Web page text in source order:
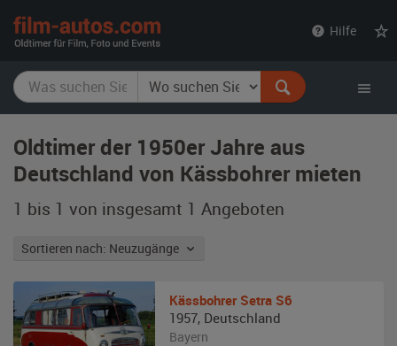
Hilfe
Oldtimer der 1950er Jahre aus
Deutschland von Kässbohrer mieten
1 bis 1 von insgesamt 1 Angeboten
Sortieren nach: Neuzugänge
Kässbohrer Setra S6
1957, Deutschland
Bayern